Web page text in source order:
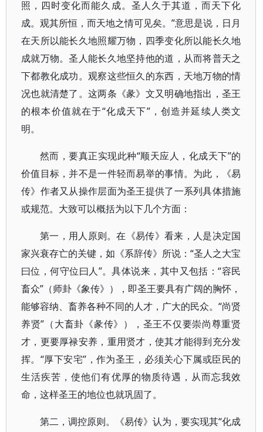
照，四时变化而能久成。圣人久于其道，而天下化
成。观其所恒，而天地之情可见矣。”意思是说，日月
在天所以能长久地照耀万物，四季变化所以能长久地
成就万物。圣人能长久地坚持他的道，从而将普天之
下都教化成功。观察这些恒久的东西，天地万物的情
况也就清楚了。这两条《彖》文又明确地指出，圣王
的根本价值就在于“化成天下”，创造并延续人类文
明。
然而，要真正实现此种“顺天应人，化成天下”的
价值目标，并不是一件轻而易举的事情。为此，《易
传》作者又从操作层面为圣王提供了一系列具体措施
或规范。大致可以概括为以下几个方面：
第一，用人原则。在《易传》看来，人是决定国
家兴衰存亡的关键，如《系辞传》所说：“圣人之大宝
曰位，何守位曰人”。具体说来，其中又包括：“容民
畜众”（师卦《象传》），即圣王要具有广阔的胸怀，
能够容纳、畜养各种不同的人才，广大的民众。“尚贤
养贤”（大畜卦《彖传》），圣王不仅要崇尚尊重贤
才，更要厚禄安养，重用贤才，使其才能得到充分发
挥。“厚下安宅”，作为圣王，必须关心下属或臣民的
生活疾苦，使他们有优厚的物质待遇，从而忘我效
命，这样圣王的地位也就巩固了。
第二，调控原则。《易传》认为，要实现其“化成